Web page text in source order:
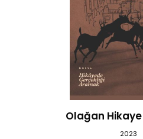
Olağan Hikaye
2023